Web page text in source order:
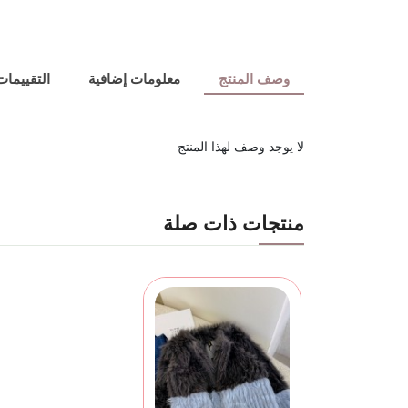
وصف المنتج معلومات إضافية
لا يوجد وصف لهذا المنتج
منتجات ذات صلة